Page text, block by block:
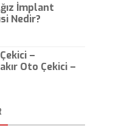
İmplant
Nedir?
–
Oto Çekici –